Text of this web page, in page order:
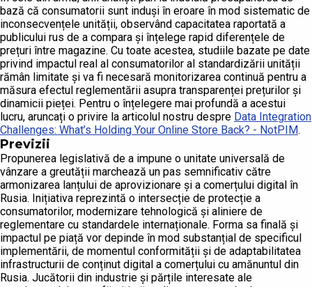
bază că consumatorii sunt induși în eroare în mod sistematic de
inconsecvențele unității, observând capacitatea raportată a
publicului rus de a compara și înțelege rapid diferențele de
prețuri între magazine. Cu toate acestea, studiile bazate pe date
privind impactul real al consumatorilor al standardizării unității
rămân limitate și va fi necesară monitorizarea continuă pentru a
măsura efectul reglementării asupra transparenței prețurilor și
dinamicii pieței. Pentru o înțelegere mai profundă a acestui
lucru, aruncați o privire la articolul nostru despre Data Integration
Challenges: What’s Holding Your Online Store Back? - NotPIM.
Previzii
Propunerea legislativă de a impune o unitate universală de
vânzare a greutății marchează un pas semnificativ către
armonizarea lanțului de aprovizionare și a comerțului digital în
Rusia. Inițiativa reprezintă o intersecție de protecție a
consumatorilor, modernizare tehnologică și aliniere de
reglementare cu standardele internaționale. Forma sa finală și
impactul pe piață vor depinde în mod substanțial de specificul
implementării, de momentul conformității și de adaptabilitatea
infrastructurii de conținut digital a comerțului cu amănuntul din
Rusia. Jucătorii din industrie și părțile interesate ale